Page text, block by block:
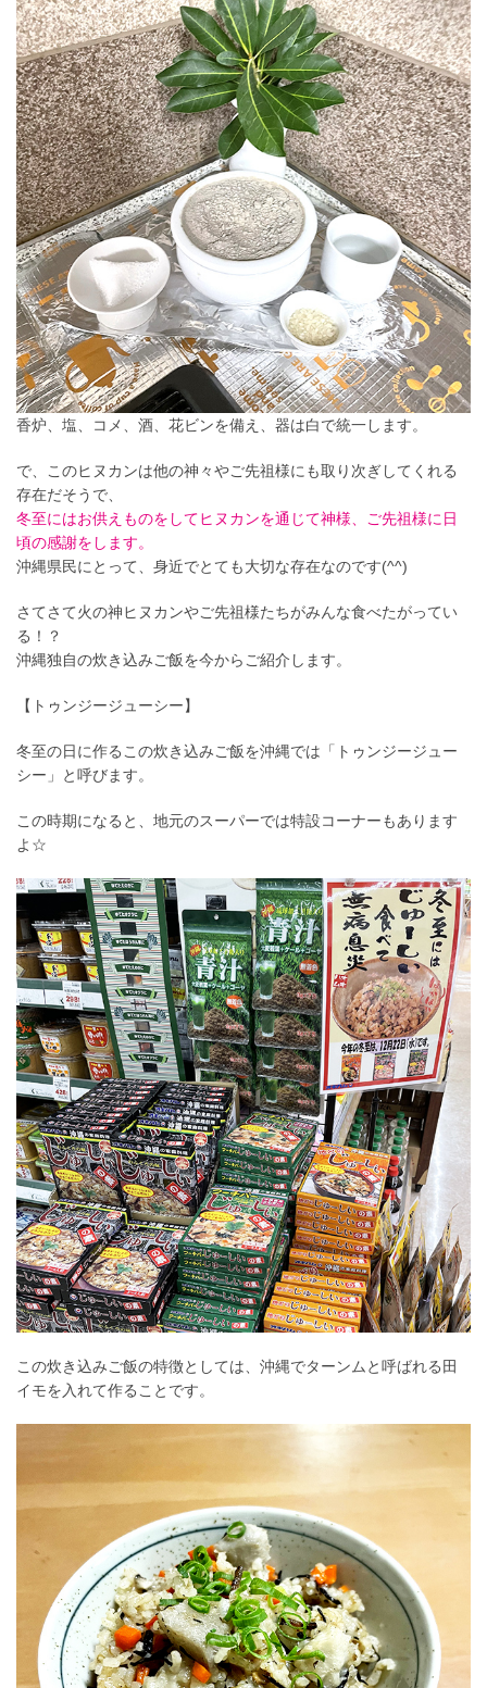
香炉、塩、コメ、酒、花ビンを備え、器は白で統一します。
で、このヒヌカンは他の神々やご先祖様にも取り次ぎしてくれる
存在だそうで、
冬至にはお供えものをしてヒヌカンを通じて神様、ご先祖様に日
頃の感謝をします。
沖縄県民にとって、身近でとても大切な存在なのです(^^)
さてさて火の神ヒヌカンやご先祖様たちがみんな食べたがってい
る！？
沖縄独自の炊き込みご飯を今からご紹介します。
【トゥンジージューシー】
冬至の日に作るこの炊き込みご飯を沖縄では 「トゥンジージュー
シー」と呼びます。
この時期になると、地元のスーパーでは特設コーナーもあります
よ☆
この炊き込みご飯の特徴としては、沖縄でターンムと呼ばれる 田
イモを入れて作ることです。